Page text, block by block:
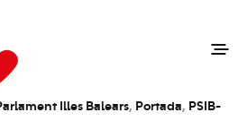
Illes Balears, Portada, PSIB-